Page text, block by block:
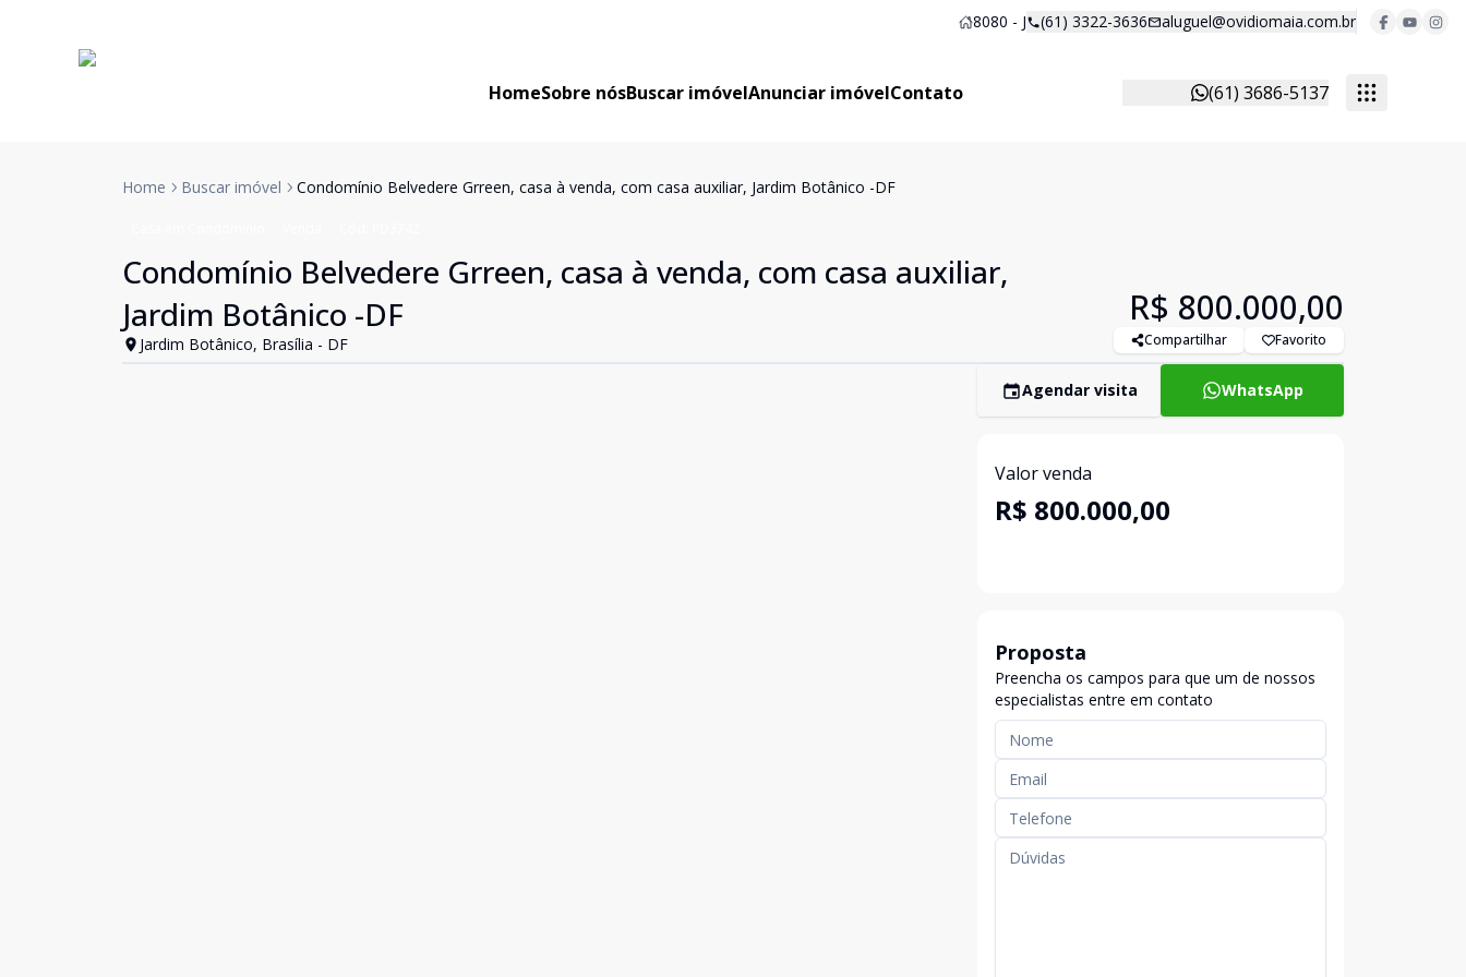
8080 - J (61) 3322-3636 aluguel@ovidiomaia.com.br
HomeSobre nósBuscar imóvelAnunciar imóvelContato (61) 3686-5137
Home Buscar imóvel Condomínio Belvedere Grreen, casa à venda, com casa auxiliar, Jardim Botânico -DF
Condomínio Belvedere Grreen, casa à venda, com casa auxiliar,
Jardim Botânico -DF
Jardim Botânico, Brasília - DF
R$ 800.000,00
Compartilhar Favorito
Agendar visita WhatsApp
Valor venda
R$ 800.000,00
Proposta
Preencha os campos para que um de nossos
especialistas entre em contato